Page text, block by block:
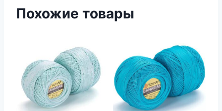
Похожие товары